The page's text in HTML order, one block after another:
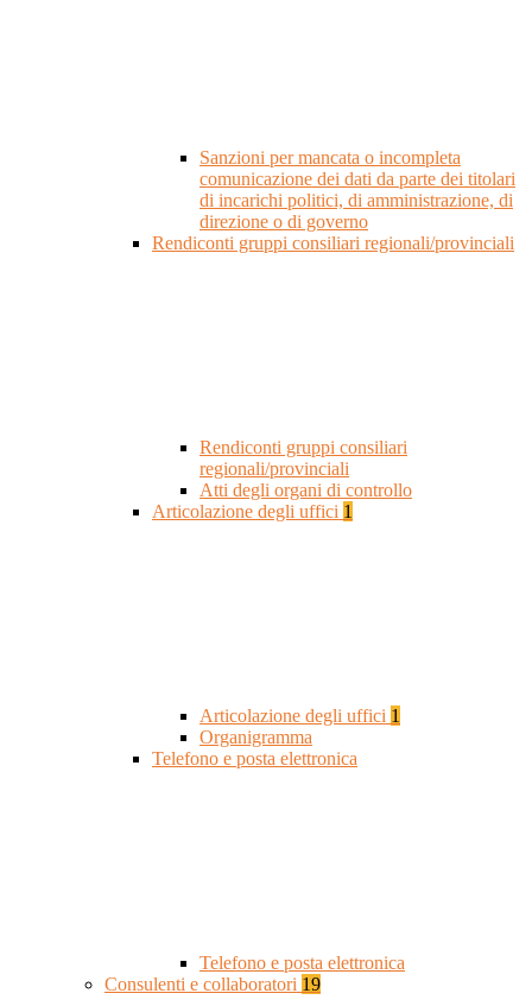
Sanzioni per mancata o incompleta
comunicazione dei dati da parte dei titolari
di incarichi politici, di amministrazione, di
direzione o di governo
Rendiconti gruppi consiliari regionali/provinciali
Rendiconti gruppi consiliari
regionali/provinciali
Atti degli organi di controllo
Articolazione degli uffici 1
Articolazione degli uffici 1
Organigramma
Telefono e posta elettronica
Telefono e posta elettronica
Consulenti e collaboratori 19